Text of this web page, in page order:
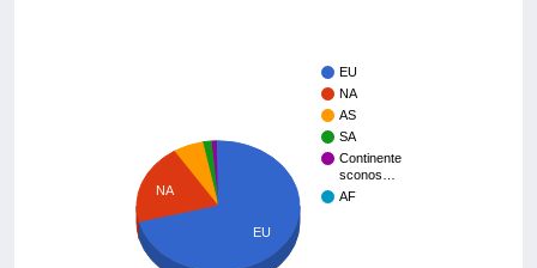
EU
NA
AS
SA
Continente
sconos…
AF
NA
EU